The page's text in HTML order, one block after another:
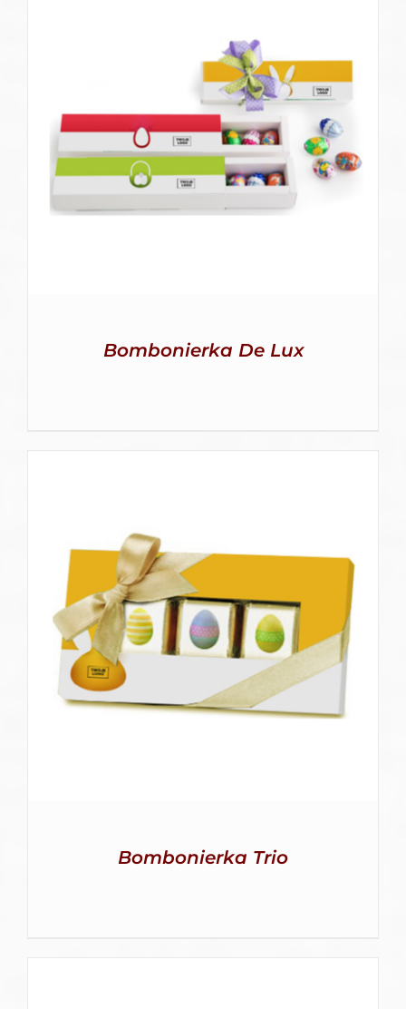
SZCZEGÓŁY
Bombonierka De Lux
SZCZEGÓŁY
Bombonierka Trio